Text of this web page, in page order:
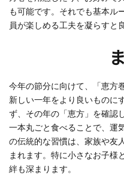
も可能です。それでも基本ル
員が楽しめる工夫を凝らすと
今年の節分に向けて、「恵方
新しい一年をより良いものに
ず、その年の「恵方」を確認
一本丸ごと食べることで、運
の伝統的な習慣は、家族や友
まれます。特に小さなお子様
絆も深まります。